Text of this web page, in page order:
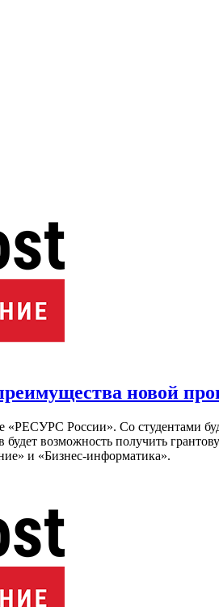
новой
России». Со студентами
будет возможность получить
и «Бизнес-информатика».